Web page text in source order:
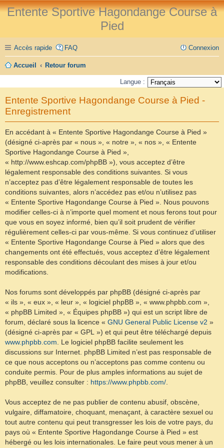
Entente Sportive Hagondange Course à
Pied
Accès rapide FAQ Connexion
Accueil Retour forum
Langue :
Entente Sportive Hagondange Course à Pied -
Enregistrement
En accédant à « Entente Sportive Hagondange Course à Pied »
(désigné ci-après par « nous », « notre », « nos », « Entente
Sportive Hagondange Course à Pied »,
« http://www.eshcap.com/phpBB »), vous acceptez d’être
légalement responsable des conditions suivantes. Si vous
n’acceptez pas d’être légalement responsable de toutes les
conditions suivantes, alors n’accédez pas et/ou n’utilisez pas
« Entente Sportive Hagondange Course à Pied ». Nous pouvons
modifier celles-ci à n’importe quel moment et nous ferons tout pour
que vous en soyez informé, bien qu’il soit prudent de vérifier
régulièrement celles-ci par vous-même. Si vous continuez d’utiliser
« Entente Sportive Hagondange Course à Pied » alors que des
changements ont été effectués, vous acceptez d’être légalement
responsable des conditions découlant des mises à jour et/ou
modifications.
Nos forums sont développés par phpBB (désigné ci-après par
« ils », « eux », « leur », « logiciel phpBB », « www.phpbb.com »,
« phpBB Limited », « Équipes phpBB ») qui est un script libre de
forum, déclaré sous la licence « GNU General Public License v2 »
(désigné ci-après par « GPL ») et qui peut être téléchargé depuis
www.phpbb.com . Le logiciel phpBB facilite seulement les
discussions sur Internet. phpBB Limited n’est pas responsable de
ce que nous acceptons ou n’acceptons pas comme contenu ou
conduite permis. Pour de plus amples informations au sujet de
phpBB, veuillez consulter : https://www.phpbb.com/
Vous acceptez de ne pas publier de contenu abusif, obscène,
vulgaire, diffamatoire, choquant, menaçant, à caractère sexuel ou
tout autre contenu qui peut transgresser les lois de votre pays, du
pays où « Entente Sportive Hagondange Course à Pied » est
hébergé ou les lois internationales. Le faire peut vous mener à un